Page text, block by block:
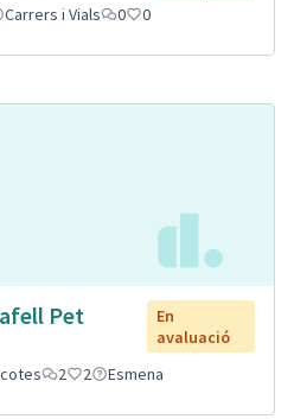
Carrers i Vials 0 0
Pet
En
avaluació
2 2 Esmena